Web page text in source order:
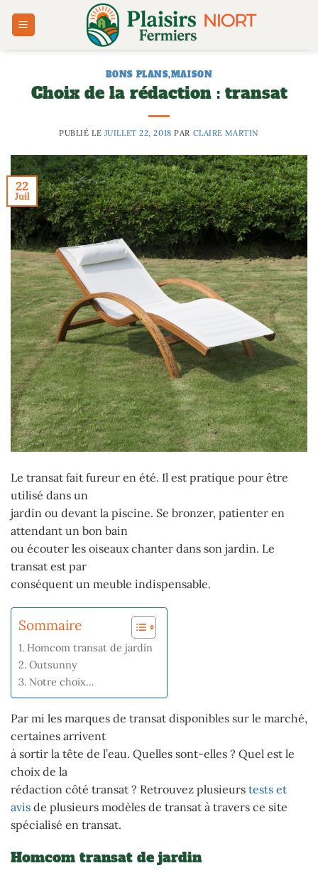
BONS PLANS,MAISON
Choix de la rédaction : transat
PUBLIÉ LE JUILLET 22, 2018 PAR CLAIRE MARTIN
22
Juil
Le transat fait fureur en été. Il est pratique pour être
utilisé dans un
jardin ou devant la piscine. Se bronzer, patienter en
attendant un bon bain
ou écouter les oiseaux chanter dans son jardin. Le
transat est par
conséquent un meuble indispensable.
Sommaire
Homcom transat de jardin
Outsunny
Notre choix…
Par mi les marques de transat disponibles sur le marché,
certaines arrivent
à sortir la tête de l’eau. Quelles sont-elles ? Quel est le
choix de la
rédaction côté transat ? Retrouvez plusieurs tests et
avis de plusieurs modèles de transat à travers ce site
spécialisé en transat.
Homcom transat de jardin